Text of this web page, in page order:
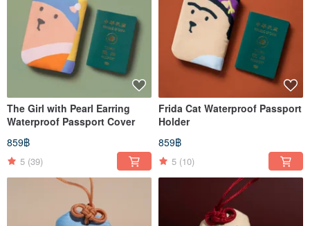
The Girl with Pearl Earring
Waterproof Passport Cover
859฿
5 (39)
Frida Cat Waterproof Passport
Holder
859฿
5 (10)